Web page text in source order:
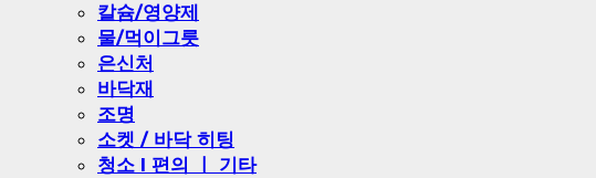
칼슘/영양제
물/먹이그릇
은신처
바닥재
조명
소켓 / 바닥 히팅
청소 l 편의 ㅣ 기타